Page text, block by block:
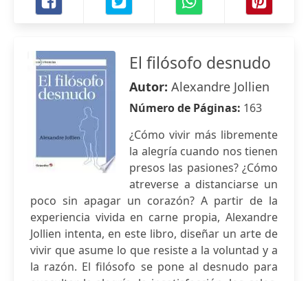
El filósofo desnudo
Autor: Alexandre Jollien
Número de Páginas: 163
¿Cómo vivir más libremente
la alegría cuando nos tienen
presos las pasiones? ¿Cómo
atreverse a distanciarse un
poco sin apagar un corazón? A partir de la
experiencia vivida en carne propia, Alexandre
Jollien intenta, en este libro, diseñar un arte de
vivir que asume lo que resiste a la voluntad y a
la razón. El filósofo se pone al desnudo para